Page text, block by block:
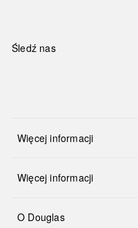
Śledź nas
Więcej informacji
Więcej informacji
O Douglas